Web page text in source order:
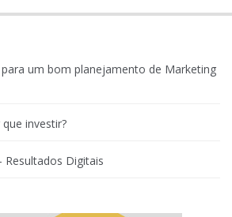
um bom planejamento de Marketing
investir?
Resultados Digitais